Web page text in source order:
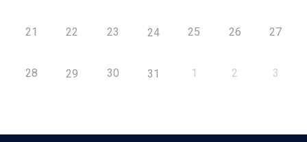
21 22 23 24 25 26 27
28 29 30 31 1 2 3